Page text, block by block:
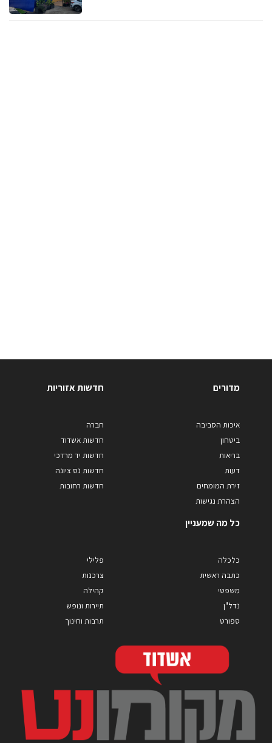
מדורים
איכות הסביבה
ביטחון
בריאות
דעות
זירת המומחים
הצהרת נגישות
חדשות אזוריות
חברה
חדשות אשדוד
חדשות יד מרדכי
חדשות נס ציונה
חדשות רחובות
כל מה שמעניין
כלכלה
כתבה ראשית
משפטי
נדל"ן
ספורט
פלילי
צרכנות
קהילה
תיירות ונופש
תרבות וחינוך